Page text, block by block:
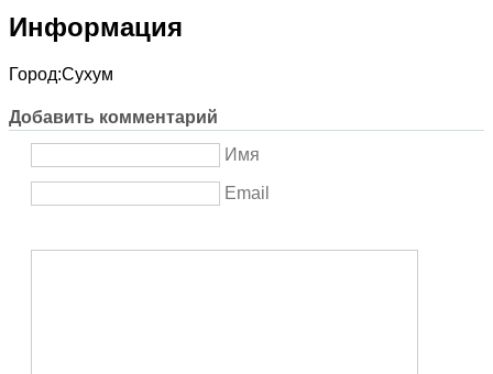
Информация
Город:Сухум
Добавить комментарий
Имя
Email